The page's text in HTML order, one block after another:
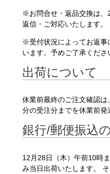
※お問合せ・返品交換は
返信・ご対応いたします。
※受付状況によってお返事
います。予めご了承くださ
出荷について
休業前最終のご注文確認
分の受注分までを休業前発
銀行/郵便振込
12月28日（木）午前10時
み当日出荷いたします。